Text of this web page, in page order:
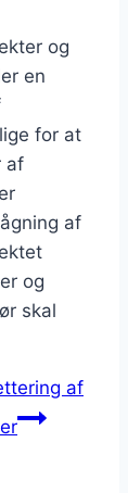
og
en
for at
af
af
og
skal
af